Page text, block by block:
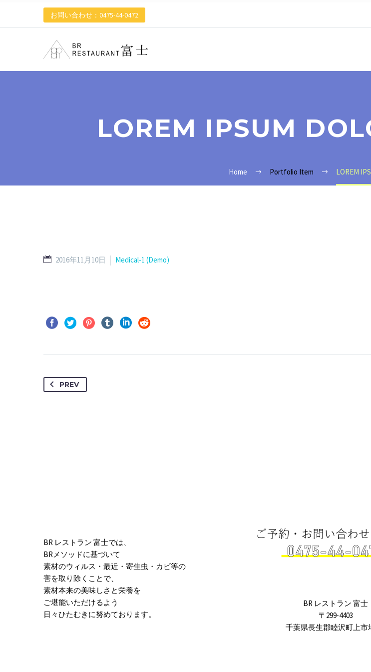
お問い合わせ：0475-44-0472
LOREM IPSUM
Home Portfolio Item LOREM
2016年11月10日 Medical-1 (Demo)
PREV
BR レストラン 富士では、
BRメソッドに基づいて
素材のウィルス・最近・寄生虫・カビ等の
害を取り除くことで、
素材本来の美味しさと栄養を
ご堪能いただけるよう
日々ひたむきに努めております。
BR レストラン 富士
〒299-4403
千葉県長生郡睦沢町上市